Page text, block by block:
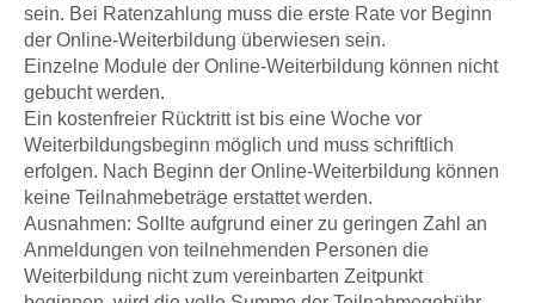
sein. Bei Ratenzahlung muss die erste Rate vor Beginn
der Online-Weiterbildung überwiesen sein.
Einzelne Module der Online-Weiterbildung können nicht
gebucht werden.
Ein kostenfreier Rücktritt ist bis eine Woche vor
Weiterbildungsbeginn möglich und muss schriftlich
erfolgen. Nach Beginn der Online-Weiterbildung können
keine Teilnahmebeträge erstattet werden.
Ausnahmen: Sollte aufgrund einer zu geringen Zahl an
Anmeldungen von teilnehmenden Personen die
Weiterbildung nicht zum vereinbarten Zeitpunkt